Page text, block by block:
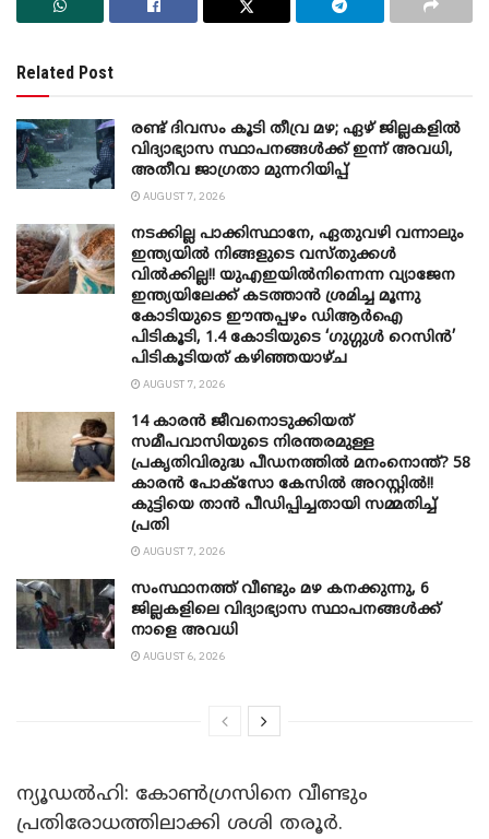
Related Post
രണ്ട് ദിവസം കൂടി തീവ്ര മഴ; ഏഴ് ജില്ലകളിൽ
വിദ്യാഭ്യാസ സ്ഥാപനങ്ങൾക്ക് ഇന്ന് അവധി,
അതീവ ജാ​ഗ്രതാ മുന്നറിയിപ്പ്
AUGUST 7, 2026
നടക്കില്ല പാക്കിസ്ഥാനേ, ഏതുവഴി വന്നാലും
ഇന്ത്യയിൽ നിങ്ങളുടെ വസ്തുക്കൾ
വിൽക്കില്ല!! യുഎഇയിൽനിന്നെന്ന വ്യാജേന
ഇന്ത്യയിലേക്ക് കടത്താൻ ശ്രമിച്ച മൂന്നു
കോടിയുടെ ഈന്തപ്പഴം ഡിആർഐ
പിടികൂടി, 1.4 കോടിയുടെ ‘ഗുഗ്ഗുൾ റെസിൻ’
പിടികൂടിയത് കഴിഞ്ഞയാഴ്ച
AUGUST 7, 2026
14 കാരൻ ജീവനൊടുക്കിയത്
സമീപവാസിയുടെ നിരന്തരമുള്ള
പ്രകൃതിവിരുദ്ധ പീഡനത്തിൽ മനംനൊന്ത്? 58
കാരൻ പോക്സോ കേസിൽ അറസ്റ്റിൽ!!
കുട്ടിയെ താൻ പീഡിപ്പിച്ചതായി സമ്മതിച്ച്
പ്രതി
AUGUST 7, 2026
സംസ്ഥാനത്ത് വീണ്ടും മഴ കനക്കുന്നു, 6
ജില്ലകളിലെ വിദ്യാഭ്യാസ സ്ഥാപനങ്ങൾക്ക്
നാളെ അവധി
AUGUST 6, 2026
ന്യൂഡൽഹി: കോൺ​ഗ്രസിനെ വീണ്ടും
പ്രതിരോധത്തിലാക്കി ശശി തരൂർ.